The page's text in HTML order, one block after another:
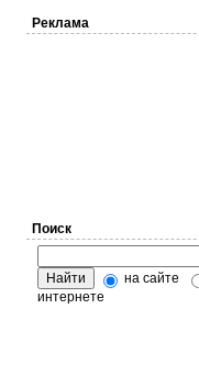
Реклама
Поиск
на сайте
интернете